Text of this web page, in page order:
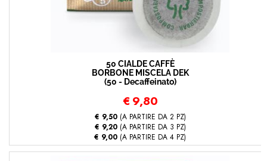
50 CIALDE CAFFÈ
BORBONE MISCELA DEK
(50 - Decaffeinato)
€ 9,80
€ 9,50(A PARTIRE DA 2 PZ)
€ 9,20(A PARTIRE DA 3 PZ)
€ 9,00 (A PARTIRE DA 4 PZ)